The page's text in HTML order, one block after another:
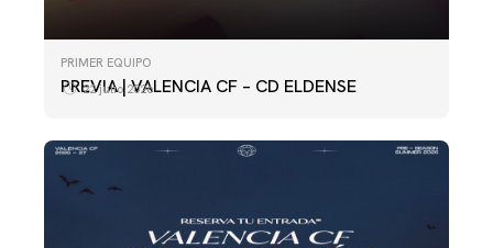
PRIMER EQUIPO
PREVIA | VALENCIA CF – CD ELDENSE
22 julio 2026